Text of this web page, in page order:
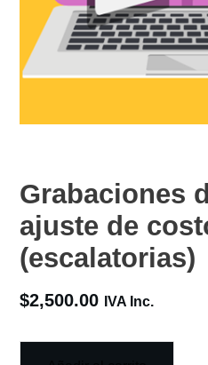
Grabaciones
ajuste de
(escalatorias)
$2,500.00 IVA Inc.